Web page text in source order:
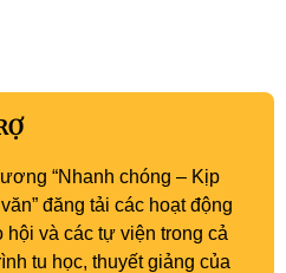
“Nhanh chóng – Kịp
đăng tải các hoạt động
hội và các tự viện trong cả
tu học, thuyết giảng của